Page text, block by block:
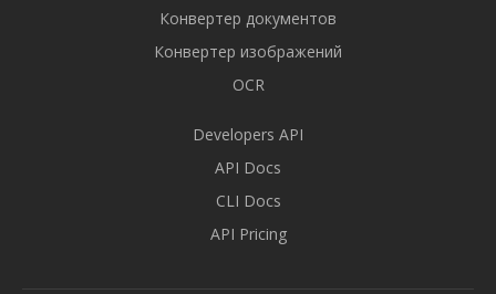
Конвертер документов
Конвертер изображений
OCR
Developers API
API Docs
CLI Docs
API Pricing